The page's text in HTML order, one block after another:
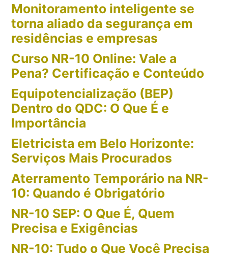
Monitoramento inteligente se
torna aliado da segurança em
residências e empresas
Curso NR-10 Online: Vale a
Pena? Certificação e Conteúdo
Equipotencialização (BEP)
Dentro do QDC: O Que É e
Importância
Eletricista em Belo Horizonte:
Serviços Mais Procurados
Aterramento Temporário na NR-
10: Quando é Obrigatório
NR-10 SEP: O Que É, Quem
Precisa e Exigências
NR-10: Tudo o Que Você Precisa